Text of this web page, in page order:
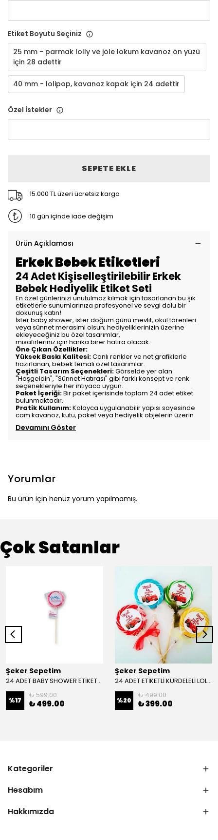
Etiket Boyutu Seçiniz
25 mm - parmak lolly ve jöle lokum kavanoz ön yüzü
için 28 adettir
40 mm - lolipop, kavanoz kapak için 24 adettir
Özel İstekler
SEPETE EKLE
15.000 TL üzeri ücretsiz kargo
10 gün içinde iade değişim
Ürün Açıklaması
Erkek Bebek Etiketleri
24 Adet Kişiselleştirilebilir Erkek
Bebek Hediyelik Etiket Seti
En özel günlerinizi unutulmaz kılmak için tasarlanan bu şık
etiketlerle sunumlarınıza profesyonel ve sevgi dolu bir
dokunuş katın!
İster baby shower, ister doğum günü mevlit, okul törenleri
veya sünnet merasimi olsun; hediyeliklerinizin üzerine
ekleyeceğiniz bu özel tasarımlar,
misafirleriniz için harika birer hatıra olacak.
​Öne Çıkan Özellikler:
Yüksek Baskı Kalitesi:Canlı renkler ve net grafiklerle
hazırlanan, bebek temalı özel tasarımlar.
Çeşitli Tasarım Seçenekleri:Görselde yer alan
"Hoşgeldin", "Sünnet Hatırası" gibi farklı konsept ve renk
seçenekleriyle her ihtiyaca uygun.
Paket İçeriği:Bir paket içerisinde toplam 24 adet etiket
bulunmaktadır.
Pratik Kullanım:Kolayca uygulanabilir yapısı sayesinde
cam kavanoz, kutu, paket veya hediyelik objelerin üzerin
Devamını Göster
Yorumlar
Bu ürün için henüz yorum yapılmamış.
Çok Satanlar
Şeker Sepetim
24 ADET BABY SHOWER ETİKETLİ SOSYETE LOLİPOP PEMBE BEYAZ
%17
₺ 599.00
₺ 499.00
Şeker Sepetim
24 ADET ETİKETLİ KURDELELİ LOLİPOP ŞEKER L19
%20
₺ 499.00
₺ 399.00
Kategoriler
Hesabım
Hakkımızda